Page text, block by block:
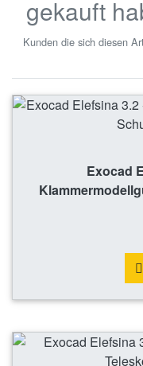
gekauft
Kunden die sich diesen
Exocad